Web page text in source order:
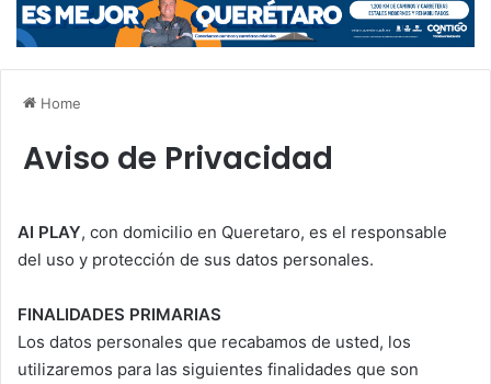
Home
Aviso de Privacidad
AI PLAY, con domicilio en Queretaro, es el responsable
del uso y protección de sus datos personales.
FINALIDADES PRIMARIAS
Los datos personales que recabamos de usted, los
utilizaremos para las siguientes finalidades que son